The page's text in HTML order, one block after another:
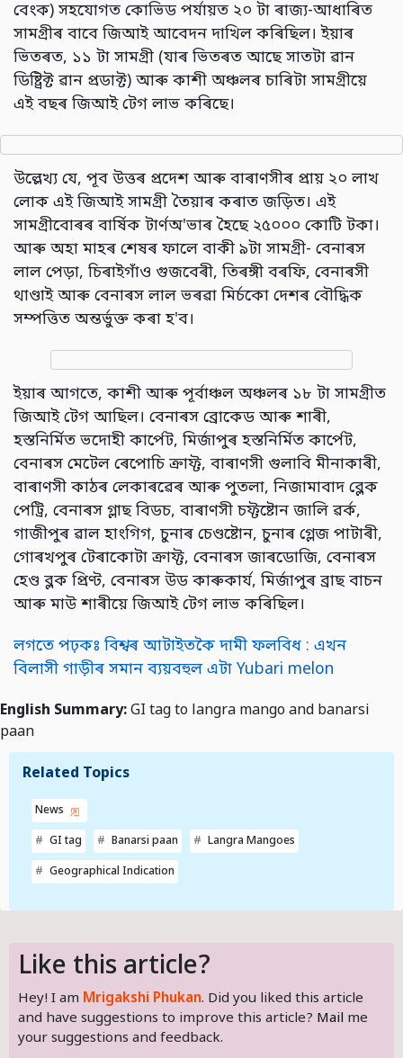
বেংক) সহযোগত কোভিড পৰ্যায়ত ২০ টা ৰাজ্য-আধাৰিত
সামগ্ৰীৰ বাবে জিআই আবেদন দাখিল কৰিছিল। ইয়াৰ
ভিতৰত, ১১ টা সামগ্ৰী (যাৰ ভিতৰত আছে সাতটা ৱান
ডিষ্ট্ৰিক্ট ৱান প্ৰডাক্ট) আৰু কাশী অঞ্চলৰ চাৰিটা সামগ্ৰীয়ে
এই বছৰ জিআই টেগ লাভ কৰিছে।
উল্লেখ্য যে, পূব উত্তৰ প্ৰদেশ আৰু বাৰাণসীৰ প্ৰায় ২০ লাখ
লোক এই জিআই সামগ্ৰী তৈয়াৰ কৰাত জড়িত। এই
সামগ্ৰীবোৰৰ বাৰ্ষিক টাৰ্ণঅ'ভাৰ হৈছে ২৫০০০ কোটি টকা।
আৰু অহা মাহৰ শেষৰ ফালে বাকী ৯টা সামগ্ৰী- বেনাৰস
লাল পেড়া, চিৰাইগাঁও গুজবেৰী, তিৰঙ্গী বৰফি, বেনাৰসী
থাণ্ডাই আৰু বেনাৰস লাল ভৰৱা মিৰ্চকো দেশৰ বৌদ্ধিক
সম্পত্তিত অন্তৰ্ভুক্ত কৰা হ'ব।
ইয়াৰ আগতে, কাশী আৰু পূৰ্বাঞ্চল অঞ্চলৰ ১৮ টা সামগ্ৰীত
জিআই টেগ আছিল। বেনাৰস ব্ৰোকেড আৰু শাৰী,
হস্তনিৰ্মিত ভদোহী কাৰ্পেট, মিৰ্জাপুৰ হস্তনিৰ্মিত কাৰ্পেট,
বেনাৰস মেটেল ৰেপোচি ক্ৰাফ্ট, বাৰাণসী গুলাবি মীনাকাৰী,
বাৰাণসী কাঠৰ লেকাৰৱেৰ আৰু পুতলা, নিজামাবাদ ব্লেক
পেট্ৰি, বেনাৰস গ্লাছ বিডচ, বাৰাণসী চফ্টষ্টোন জালি ৱৰ্ক,
গাজীপুৰ ৱাল হাংগিগ, চুনাৰ চেণ্ডষ্টোন, চুনাৰ গ্লেজ পাটাৰী,
গোৰখপুৰ টেৰাকোটা ক্ৰাফ্ট, বেনাৰস জাৰডোজি, বেনাৰস
হেণ্ড ব্লক প্ৰিণ্ট, বেনাৰস উড কাৰুকাৰ্য, মিৰ্জাপুৰ ব্ৰাছ বাচন
আৰু মাউ শাৰীয়ে জিআই টেগ লাভ কৰিছিল।
লগতে পঢ়কঃ বিশ্বৰ আটাইতকৈ দামী ফলবিধ : এখন
বিলাসী গাড়ীৰ সমান ব্যয়বহুল এটা Yubari melon
English Summary:GI tag to langra mango and banarsi
paan
Related Topics
News
GI tag Banarsi paan Langra Mangoes
Geographical Indication
Like this article?
Hey! I am Mrigakshi Phukan. Did you liked this article
and have suggestions to improve this article? Mail me
your suggestions and feedback.